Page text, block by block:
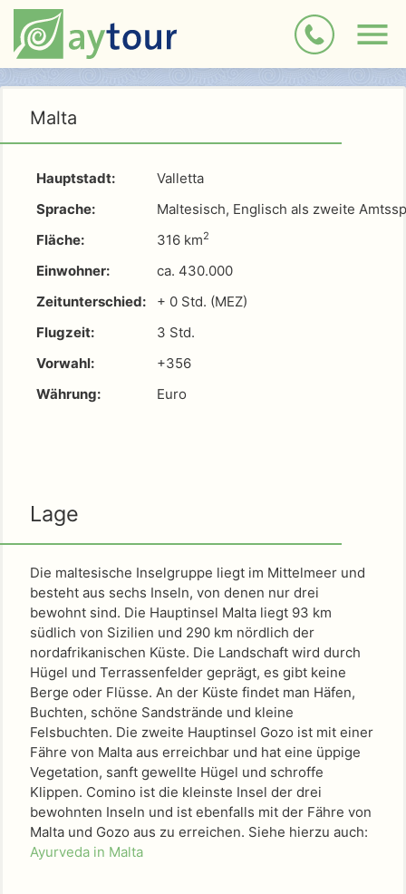
Malta
Hauptstadt:
Valletta
Sprache:
Maltesisch, Englisch als zweite
Fläche:
316 km2
Einwohner:
ca. 430.000
Zeitunterschied:
+ 0 Std. (MEZ)
Flugzeit:
3 Std.
Vorwahl:
+356
Währung:
Euro
Lage
Die maltesische Inselgruppe liegt im Mittelmeer und
besteht aus sechs Inseln, von denen nur drei
bewohnt sind. Die Hauptinsel Malta liegt 93 km
südlich von Sizilien und 290 km nördlich der
nordafrikanischen Küste. Die Landschaft wird durch
Hügel und Terrassenfelder geprägt, es gibt keine
Berge oder Flüsse. An der Küste findet man Häfen,
Buchten, schöne Sandstrände und kleine
Felsbuchten. Die zweite Hauptinsel Gozo ist mit einer
Fähre von Malta aus erreichbar und hat eine üppige
Vegetation, sanft gewellte Hügel und schroffe
Klippen. Comino ist die kleinste Insel der drei
bewohnten Inseln und ist ebenfalls mit der Fähre von
Malta und Gozo aus zu erreichen. Siehe hierzu auch:
Ayurveda in Malta